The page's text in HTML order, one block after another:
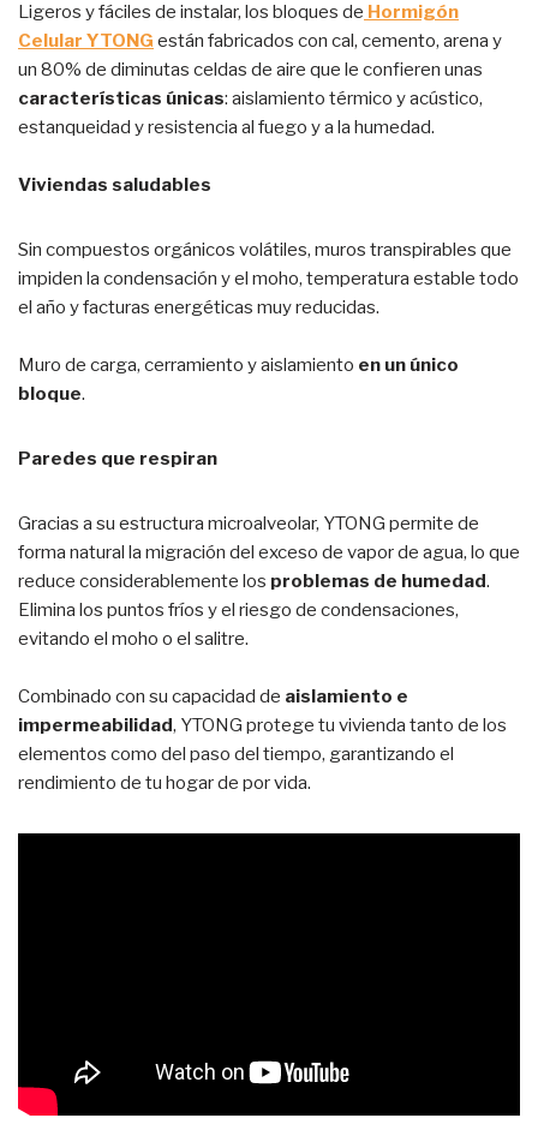
Ligeros y fáciles de instalar, los bloques de Hormigón
Celular YTONG están fabricados con cal, cemento, arena y
un 80% de diminutas celdas de aire que le confieren unas
características únicas: aislamiento térmico y acústico,
estanqueidad y resistencia al fuego y a la humedad.
Viviendas saludables
Sin compuestos orgánicos volátiles, muros transpirables que
impiden la condensación y el moho, temperatura estable todo
el año y facturas energéticas muy reducidas.
Muro de carga, cerramiento y aislamiento en un único
bloque.
Paredes que respiran
Gracias a su estructura microalveolar, YTONG permite de
forma natural la migración del exceso de vapor de agua, lo que
reduce considerablemente los problemas de humedad.
Elimina los puntos fríos y el riesgo de condensaciones,
evitando el moho o el salitre.
Combinado con su capacidad de aislamiento e
impermeabilidad, YTONG protege tu vivienda tanto de los
elementos como del paso del tiempo, garantizando el
rendimiento de tu hogar de por vida.